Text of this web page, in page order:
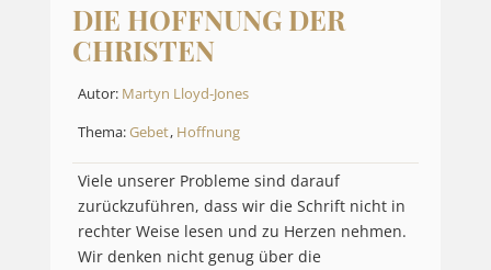
DIE HOFFNUNG DER
CHRISTEN
Autor: Martyn Lloyd-Jones
Thema:Gebet, Hoffnung
Viele unserer Probleme sind darauf
zurückzuführen, dass wir die Schrift nicht in
rechter Weise lesen und zu Herzen nehmen.
Wir denken nicht genug über die